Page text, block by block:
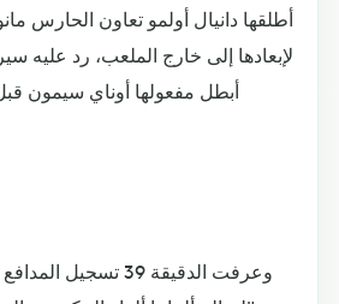
أطلقها دانيال أولمو تعاون الحارس
لإبعادها إلى خارج الملعب، رد عليه
أبطل مفعولها أوناي سيمون
وعرفت الدقيقة 39